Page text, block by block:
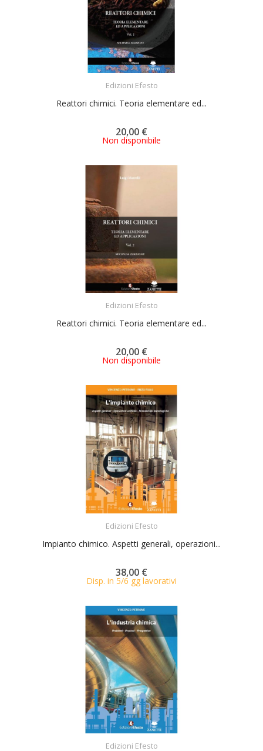
Edizioni Efesto
Reattori chimici. Teoria elementare ed...
20,00 €
Non disponibile
Edizioni Efesto
Reattori chimici. Teoria elementare ed...
20,00 €
Non disponibile
Edizioni Efesto
Impianto chimico. Aspetti generali, operazioni...
38,00 €
Disp. in 5/6 gg lavorativi
Edizioni Efesto